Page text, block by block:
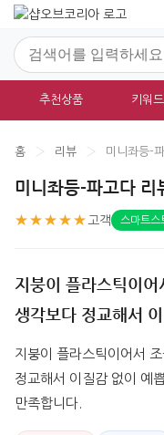
추천상품 키워
홈 › 리뷰 › 미니좌등-
미니좌등-파고다 리
★★★★★ 고객 스마트스
지붕이 플라스틱이
생각보다 정교해서
지붕이 플라스틱이어서
정교해서 이질감 없이 예
만족합니다.